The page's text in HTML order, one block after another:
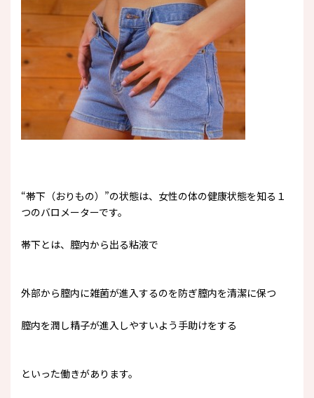
“帯下（おりもの）”の状態は、女性の体の健康状態を知る１
つのバロメーターです。
帯下とは、膣内から出る粘液で
外部から膣内に雑菌が進入するのを防ぎ膣内を清潔に保つ
膣内を潤し精子が進入しやすいよう手助けをする
といった働きがあります。